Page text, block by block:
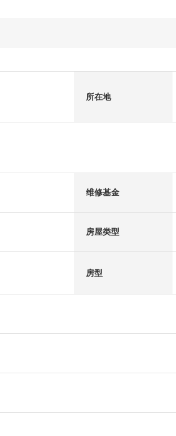
所在地
维修基金
房屋类型
房型